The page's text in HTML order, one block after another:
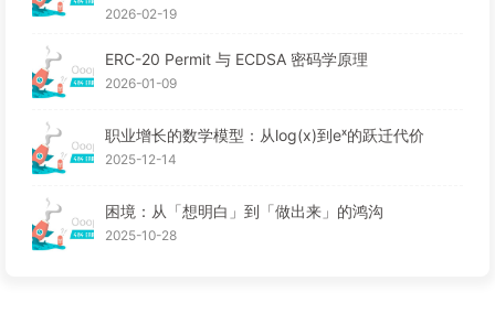
2026-02-19
ERC-20 Permit 与 ECDSA 密码学原理
2026-01-09
职业增长的数学模型：从log(x)到eˣ的跃迁代价
2025-12-14
困境：从「想明白」到「做出来」的鸿沟
2025-10-28